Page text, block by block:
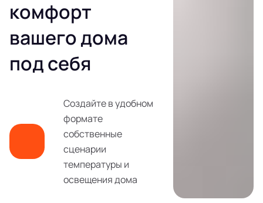
комфорт
вашего дома
под себя
Создайте в удобном
формате
собственные
сценарии
температуры и
освещения дома